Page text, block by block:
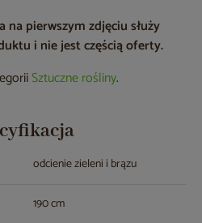
na pierwszym zdjęciu służy
i nie jest częścią oferty.
Sztuczne rośliny.
odcienie zieleni i brązu
190 cm